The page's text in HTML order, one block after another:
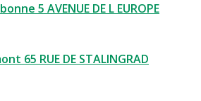
5 AVENUE DE L EUROPE
65 RUE DE STALINGRAD